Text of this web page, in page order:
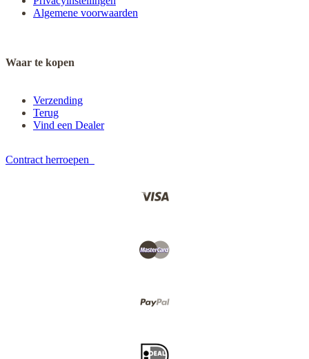
Algemene voorwaarden
Waar te kopen
Verzending
Terug
Vind een Dealer
Contract herroepen